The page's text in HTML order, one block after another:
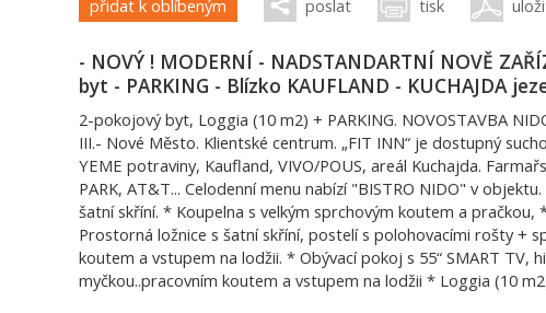
přidat k oblíbeným poslat tisk
- NOVÝ ! MODERNÍ - NADSTANDARTNÍ NOVĚ
byt - PARKING - Blízko KAUFLAND - KUCHAJDA
2-pokojový byt, Loggia (10 m2) + PARKING. NOVOSTAVBA
III.- Nové Město. Klientské centrum. „FIT INN“ je dostupný
YEME potraviny, Kaufland, VIVO/POUS, areál Kuchajda.
PARK, AT&T... Celodenní menu nabízí "BISTRO NIDO" v
šatní skříní. * Koupelna s velkým sprchovým koutem a pračkou,
Prostorná ložnice s šatní skříní, postelí s polohovacími rošty +
koutem a vstupem na lodžii. * Obývací pokoj s 55“ SMART TV,
myčkou..pracovním koutem a vstupem na lodžii * Loggia (10